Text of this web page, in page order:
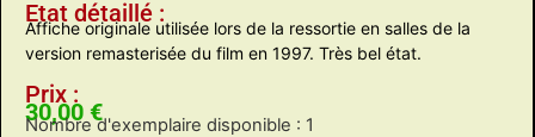
Etat détaillé :
Affiche originale utilisée lors de la ressortie en salles de la
version remasterisée du film en 1997. Très bel état.
Prix :
30,00 €
Nombre d'exemplaire disponible : 1